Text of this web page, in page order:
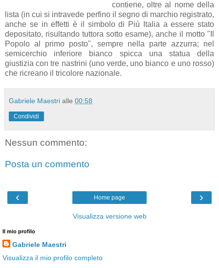
contiene, oltre al nome della
lista (in cui si intravede perfino il segno di marchio registrato,
anche se in effetti è il simbolo di Più Italia a essere stato
depositato, risultando tuttora sotto esame), anche il motto "Il
Popolo al primo posto", sempre nella parte azzurra; nel
semicerchio inferiore bianco spicca una statua della
giustizia con tre nastrini (uno verde, uno bianco e uno rosso)
che ricreano il tricolore nazionale.
Gabriele Maestri alle 00:58
Condividi
Nessun commento:
Posta un commento
‹ ›
Home page
Visualizza versione web
Il mio profilo
Gabriele Maestri
Visualizza il mio profilo completo